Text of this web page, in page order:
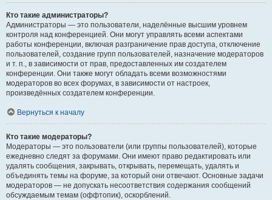
Кто такие администраторы?
Администраторы — это пользователи, наделённые высшим уровнем
контроля над конференцией. Они могут управлять всеми аспектами
работы конференции, включая разграничение прав доступа, отключение
пользователей, создание групп пользователей, назначение модераторов
и т. п., в зависимости от прав, предоставленных им создателем
конференции. Они также могут обладать всеми возможностями
модераторов во всех форумах, в зависимости от настроек,
произведённых создателем конференции.
Вернуться к началу
Кто такие модераторы?
Модераторы — это пользователи (или группы пользователей), которые
ежедневно следят за форумами. Они имеют право редактировать или
удалять сообщения, закрывать, открывать, перемещать, удалять и
объединять темы на форуме, за который они отвечают. Основные задачи
модераторов — не допускать несоответствия содержания сообщений
обсуждаемым темам (оффтопик), оскорблений.